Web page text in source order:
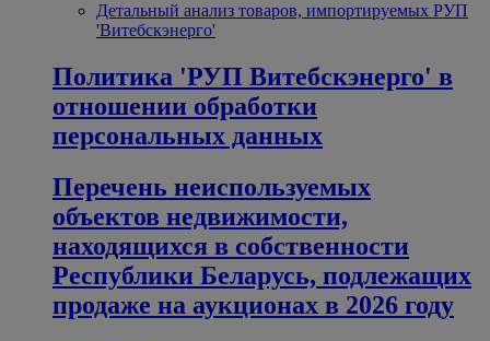
Детальный анализ товаров, импортируемых РУП
'Витебскэнерго'
Политика 'РУП Витебскэнерго' в
отношении обработки
персональных данных
Перечень неиспользуемых
объектов недвижимости,
находящихся в собственности
Республики Беларусь, подлежащих
продаже на аукционах в 2026 году